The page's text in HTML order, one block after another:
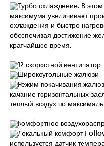
Турбо охлаждение. В
максимума увеличивает
охлаждения и быстро
обеспечивая достижение
кратчайшее время.
12 скоростной вентилятор
Широкоугольные жалюзи
Режим покачивания
качание горизонтальных
теплый воздух по
Комфортное
Локальный комфорт
используется датчик